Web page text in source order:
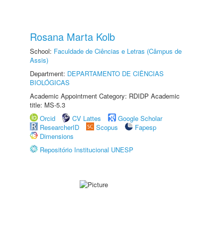
Rosana Marta Kolb
School: Faculdade de Ciências e Letras (Câmpus de
Assis)
Department: DEPARTAMENTO DE CIÊNCIAS
BIOLÓGICAS
Academic Appointment Category: RDIDP Academic
title: MS-5.3
Orcid
CV Lattes
Google Scholar
ResearcherID
Scopus
Fapesp
Dimensions
Repositório Institucional UNESP